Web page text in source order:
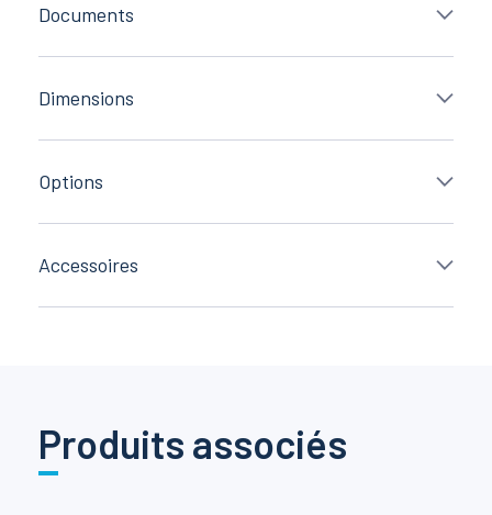
Documents
Dimensions
Options
Accessoires
Produits associés